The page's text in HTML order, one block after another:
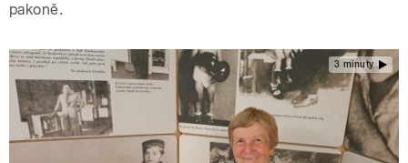
pakoně.
3 minuty